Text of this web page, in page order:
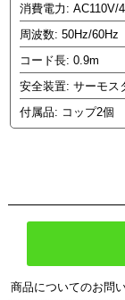
消費電力:
周波数: 50Hz/60Hz
コード長: 0.9m
安全装置: サーモス
付属品: コップ2個
商品についてのお問